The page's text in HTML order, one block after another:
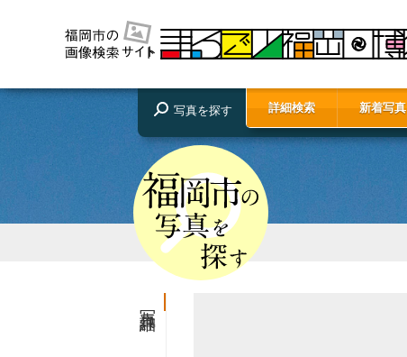
写真を探す 詳細検索 新着写真